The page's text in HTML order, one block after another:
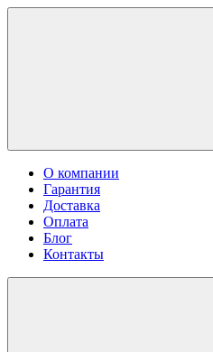
О компании
Гарантия
Доставка
Оплата
Блог
Контакты